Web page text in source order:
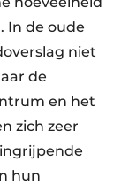
In de oude
niet
de
en het
zich zeer
hun